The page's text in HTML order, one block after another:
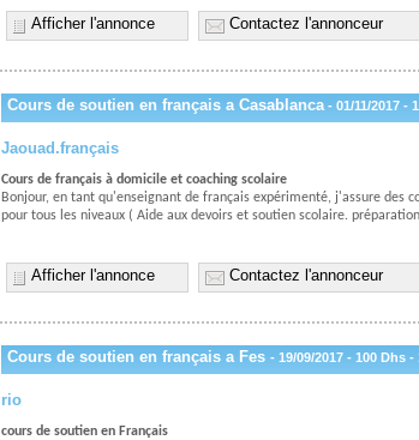
Afficher l'annonce Contactez l'annonceur
Cours de soutien en français a Casablanca - 01/11/2017 -
Jaouad.français
Cours de français à domicile et coaching scolaire
Bonjour, en tant qu'enseignant de français expérimenté, j'assure des
pour tous les niveaux ( Aide aux devoirs et soutien scolaire.
Afficher l'annonce Contactez l'annonceur
Cours de soutien en français a Fes - 19/09/2017 - 100 Dhs -
rio
cours de soutien en Français